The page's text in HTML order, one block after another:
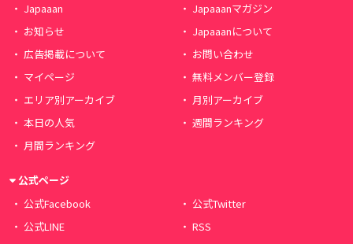
Japaaan
Japaaanマガジン
お知らせ
Japaaanについて
広告掲載について
お問い合わせ
マイページ
無料メンバー登録
エリア別アーカイブ
月別アーカイブ
本日の人気
週間ランキング
月間ランキング
公式ページ
公式Facebook
公式Twitter
公式LINE
RSS